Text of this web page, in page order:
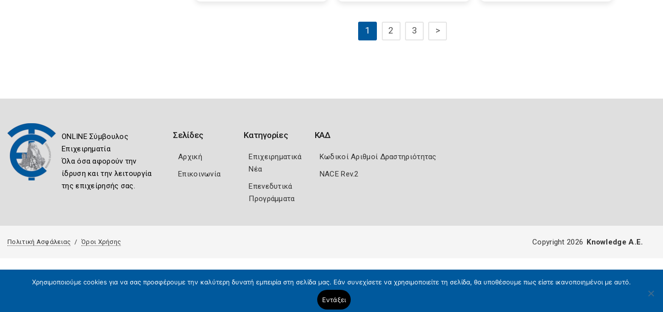
1 2 3 >
ONLINE Σύμβουλος
Επιχειρηματία
Όλα όσα αφορούν την
ίδρυση και την λειτουργία
της επιχείρησής σας.
Σελίδες
Αρχική
Επικοινωνία
Κατηγορίες
Επιχειρηματικά
Νέα
Επενεδυτικά
Προγράμματα
ΚΑΔ
Κωδικοί Αριθμοί Δραστηριότητας
NACE Rev.2
Πολιτική Ασφάλειας Όροι Χρήσης
Χρησιμοποιούμε cookies για να σας προσφέρουμε την καλύτερη δυνατή εμπειρία στη σελίδα μας. Εάν συνεχίσετε να χρησιμοποιείτε τη σελίδα, θα υποθέσουμε πως είστε ικανοποιημένοι με αυτό.
Εντάξει
Copyright 2026 Knowledge A.E.